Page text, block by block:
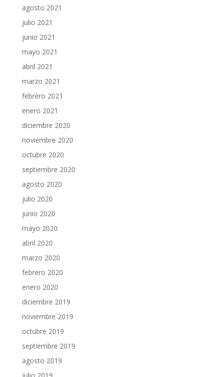
agosto 2021
julio 2021
junio 2021
mayo 2021
abril 2021
marzo 2021
febrero 2021
enero 2021
diciembre 2020
noviembre 2020
octubre 2020
septiembre 2020
agosto 2020
julio 2020
junio 2020
mayo 2020
abril 2020
marzo 2020
febrero 2020
enero 2020
diciembre 2019
noviembre 2019
octubre 2019
septiembre 2019
agosto 2019